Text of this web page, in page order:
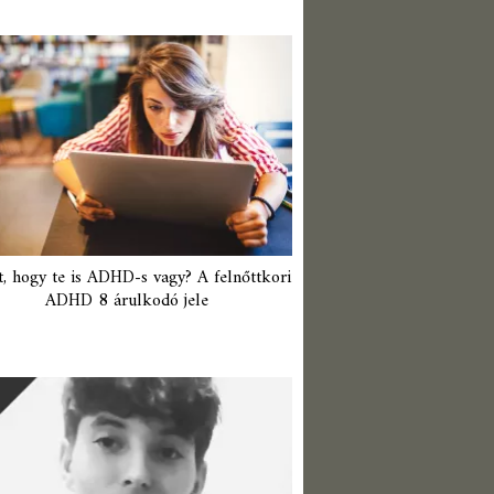
hogy te is ADHD-s vagy? A felnőttkori
ADHD 8 árulkodó jele